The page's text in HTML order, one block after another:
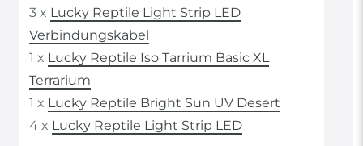
3 x Lucky Reptile Light Strip LED
Verbindungskabel
1 x Lucky Reptile Iso Tarrium Basic XL
Terrarium
1 x Lucky Reptile Bright Sun UV Desert
4 x Lucky Reptile Light Strip LED